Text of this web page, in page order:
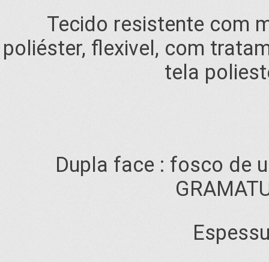
Tecido resistente com
poliéster, flexivel, com
tela
Dupla face : fosco de